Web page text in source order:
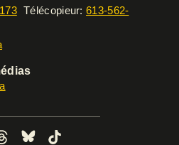
Télécopieur:613-562-
T
B
T